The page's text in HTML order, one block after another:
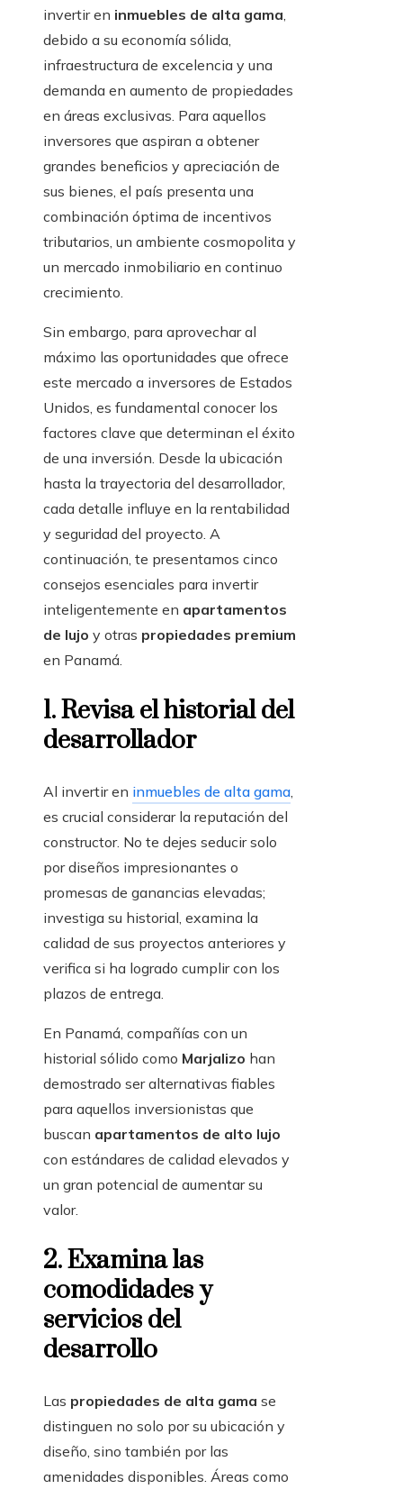
invertir en inmuebles de alta gama,
debido a su economía sólida,
infraestructura de excelencia y una
demanda en aumento de propiedades
en áreas exclusivas. Para aquellos
inversores que aspiran a obtener
grandes beneficios y apreciación de
sus bienes, el país presenta una
combinación óptima de incentivos
tributarios, un ambiente cosmopolita y
un mercado inmobiliario en continuo
crecimiento.
Sin embargo, para aprovechar al
máximo las oportunidades que ofrece
este mercado a inversores de Estados
Unidos, es fundamental conocer los
factores clave que determinan el éxito
de una inversión. Desde la ubicación
hasta la trayectoria del desarrollador,
cada detalle influye en la rentabilidad
y seguridad del proyecto. A
continuación, te presentamos cinco
consejos esenciales para invertir
inteligentemente en apartamentos
de lujo y otras propiedades premium
en Panamá.
1. Revisa el historial del
desarrollador
Al invertir en inmuebles de alta gama,
es crucial considerar la reputación del
constructor. No te dejes seducir solo
por diseños impresionantes o
promesas de ganancias elevadas;
investiga su historial, examina la
calidad de sus proyectos anteriores y
verifica si ha logrado cumplir con los
plazos de entrega.
En Panamá, compañías con un
historial sólido como Marjalizo han
demostrado ser alternativas fiables
para aquellos inversionistas que
buscan apartamentos de alto lujo
con estándares de calidad elevados y
un gran potencial de aumentar su
valor.
2. Examina las
comodidades y
servicios del
desarrollo
Las propiedades de alta gama se
distinguen no solo por su ubicación y
diseño, sino también por las
amenidades disponibles. Áreas como